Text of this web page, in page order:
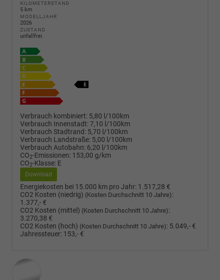
KILOMETERSTAND
5 km
MODELLJAHR
2026
ZUSTAND
unfallfrei
Verbrauch kombiniert: 5,80 l/100km
Verbrauch Innenstadt:7,10 l/100km
Verbrauch Stadtrand: 5,70 l/100km
Verbrauch Landstraße: 5,00 l/100km
Verbrauch Autobahn: 6,20 l/100km
CO2-Emissionen: 153,00 g/km
CO2-Klasse: E
Download
Energiekosten bei 15.000 km pro Jahr: 1.517,28 €
CO2 Kosten (niedrig) (Kosten Durchschnitt 10 Jahre):
1.377,- €
CO2 Kosten (mittel) (Kosten Durchschnitt 10 Jahre):
3.270,38 €
CO2 Kosten (hoch) (Kosten Durchschnitt 10 Jahre): 5.049,- €
Jahressteuer: 153,- €